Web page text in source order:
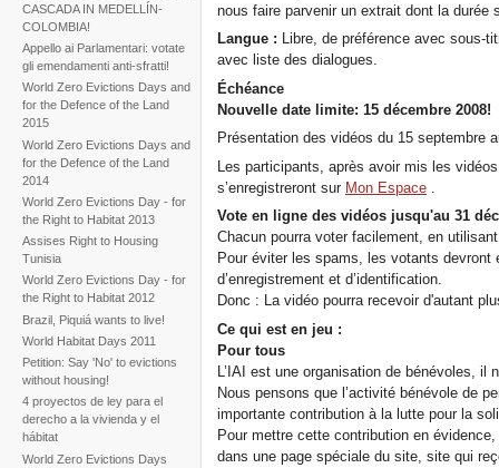
CASCADA IN MEDELLÍN-
COLOMBIA!
Appello ai Parlamentari: votate
gli emendamenti anti-sfratti!
World Zero Evictions Days and
for the Defence of the Land
2015
World Zero Evictions Days and
for the Defence of the Land
2014
World Zero Evictions Day - for
the Right to Habitat 2013
Assises Right to Housing
Tunisia
World Zero Evictions Day - for
the Right to Habitat 2012
Brazil, Piquiá wants to live!
World Habitat Days 2011
Petition: Say 'No' to evictions
without housing!
4 proyectos de ley para el
derecho a la vivienda y el
hábitat
World Zero Evictions Days
nous faire parvenir un extrait dont la
Langue : Libre, de préférence avec sous-
avec liste des dialogues.
Échéance
Nouvelle date limite: 15 décembre 2008!
Présentation des vidéos du 15 septembre
Les participants, après avoir mis les
s’enregistreront sur Mon Espace
Vote en ligne des vidéos jusqu'au 31
Chacun pourra voter facilement, en
Pour éviter les spams, les votants devront
d’enregistrement et d’identification.
Donc : La vidéo pourra recevoir d'autant
Ce qui est en jeu :
Pour tous
L’IAI est une organisation de bénévoles,
Nous pensons que l’activité bénévole de
importante contribution à la lutte pour la
Pour mettre cette contribution en
dans une page spéciale du site, site qui